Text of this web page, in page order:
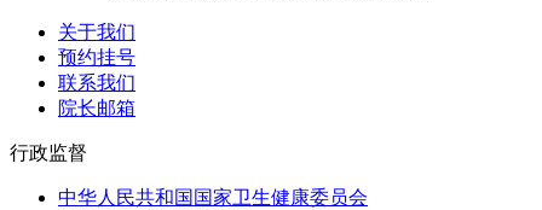
关于我们
预约挂号
联系我们
院长邮箱
行政监督
中华人民共和国国家卫生健康委员会